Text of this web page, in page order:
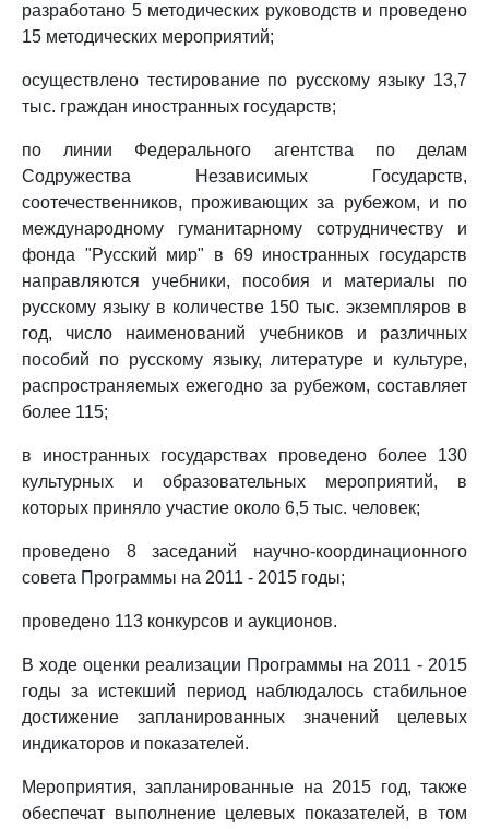
разработано 5 методических руководств и проведено
15 методических мероприятий;
осуществлено тестирование по русскому языку 13,7
тыс. граждан иностранных государств;
по линии Федерального агентства по делам
Содружества Независимых Государств,
соотечественников, проживающих за рубежом, и по
международному гуманитарному сотрудничеству и
фонда "Русский мир" в 69 иностранных государств
направляются учебники, пособия и материалы по
русскому языку в количестве 150 тыс. экземпляров в
год, число наименований учебников и различных
пособий по русскому языку, литературе и культуре,
распространяемых ежегодно за рубежом, составляет
более 115;
в иностранных государствах проведено более 130
культурных и образовательных мероприятий, в
которых приняло участие около 6,5 тыс. человек;
проведено 8 заседаний научно-координационного
совета Программы на 2011 - 2015 годы;
проведено 113 конкурсов и аукционов.
В ходе оценки реализации Программы на 2011 - 2015
годы за истекший период наблюдалось стабильное
достижение запланированных значений целевых
индикаторов и показателей.
Мероприятия, запланированные на 2015 год, также
обеспечат выполнение целевых показателей, в том